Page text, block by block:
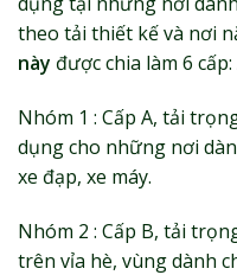
theo tải thiết kế và nơi
này được chia làm 6 cấp:
Nhóm 1 : Cấp A, tải
dụng cho những nơi
xe đạp, xe máy.
Nhóm 2 : Cấp B, tải
trên vỉa hè, vùng dành